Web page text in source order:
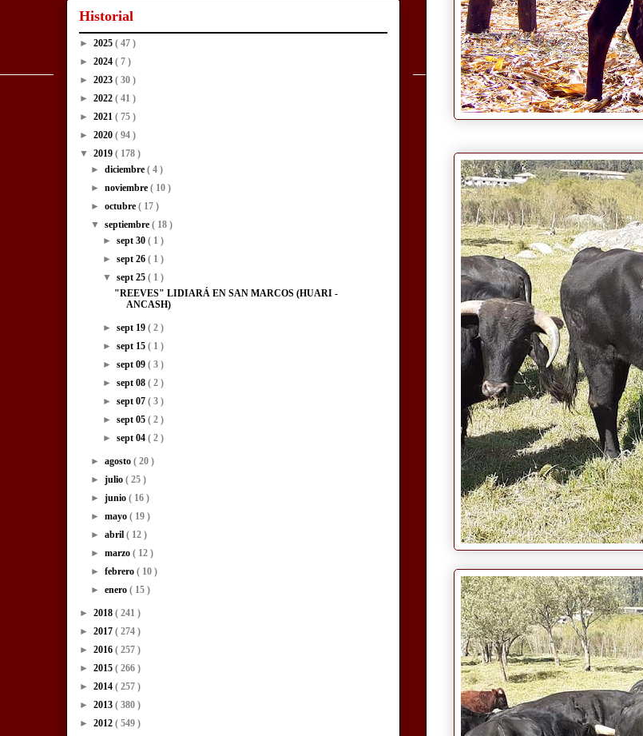
Historial
► 2025 ( 47 )
► 2024 ( 7 )
► 2023 ( 30 )
► 2022 ( 41 )
► 2021 ( 75 )
► 2020 ( 94 )
▼ 2019 ( 178 )
►diciembre( 4 )
►noviembre( 10 )
►octubre( 17 )
▼septiembre( 18 )
► sept 30 ( 1 )
► sept 26 ( 1 )
▼ sept 25 ( 1 )
"REEVES" LIDIARÁ EN SAN MARCOS (HUARI -
ANCASH)
► sept 19 ( 2 )
► sept 15 ( 1 )
► sept 09 ( 3 )
► sept 08 ( 2 )
► sept 07 ( 3 )
► sept 05 ( 2 )
► sept 04 ( 2 )
►agosto( 20 )
►julio( 25 )
►junio( 16 )
►mayo( 19 )
►abril( 12 )
►marzo( 12 )
►febrero( 10 )
►enero( 15 )
► 2018 ( 241 )
► 2017 ( 274 )
► 2016 ( 257 )
► 2015 ( 266 )
► 2014 ( 257 )
► 2013 ( 380 )
► 2012 ( 549 )